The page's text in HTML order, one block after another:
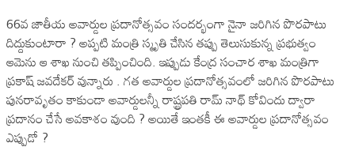
66వ జాతీయ అవార్డుల ప్రదానోత్సవం సందర్భంగా నైనా జరిగిన పొరపాటు
దిద్దుకుంటారా ? అప్పటి మంత్రి స్మృతి చేసిన తప్పు తెలుసుకున్న ప్రభుత్వం
ఆమెను ఆ శాఖ నుంచి తప్పించింది. ఇప్పుడు కేంద్ర సంచార శాఖ మంత్రిగా
ప్రకాష్ జవదేకర్ వున్నారు . గత అవార్డుల ప్రదానోత్సవంలో జరిగిన పొరపాటు
పునరావృతం కాకుండా అవార్డులన్నీ రాష్ట్రపతి రామ్ నాథ్ కోవిందు ద్వారా
ప్రదానం చేసే అవకాశం వుంది ? అయితే ఇంతకీ ఈ అవార్డుల ప్రదానోత్సవం
ఎప్పుడో ?